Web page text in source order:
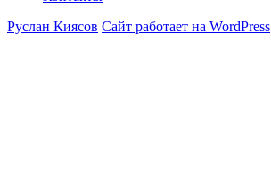
Руслан Киясов Сайт работает на WordPress